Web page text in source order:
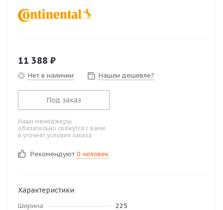
11 388 ₽
Нет в наличии Нашли дешевле?
Под заказ
Наши менеджеры
обязательно свяжутся с вами
и уточнят условия заказа
Рекомендуют 0 человек
Характеристики
Ширина
225